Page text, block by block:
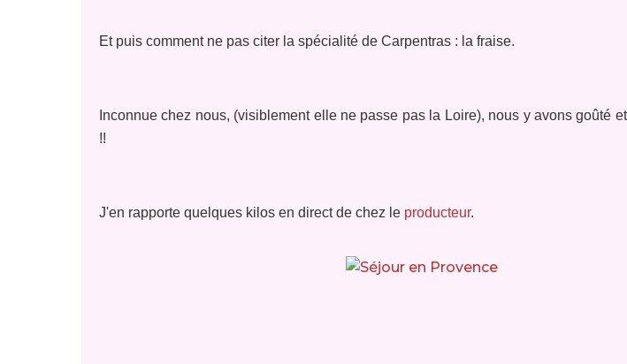
Et puis comment ne pas citer la spécialité de Carpentras : la fraise.
Inconnue chez nous, (visiblement elle ne passe pas la Loire), nous y avons goûté
!!
J'en rapporte quelques kilos en direct de chez le producteur.